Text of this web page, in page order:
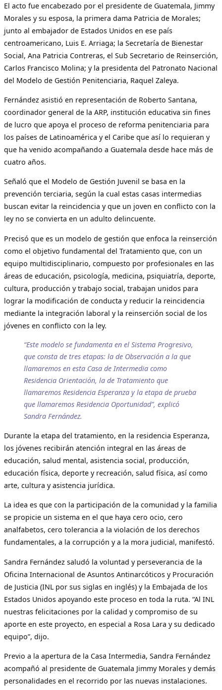
El acto fue encabezado por el presidente de Guatemala, Jimmy
Morales y su esposa, la primera dama Patricia de Morales;
junto al embajador de Estados Unidos en ese país
centroamericano, Luis E. Arriaga; la Secretaría de Bienestar
Social, Ana Patricia Contreras, el Sub Secretario de Reinserción,
Carlos Francisco Molina; y la presidenta del Patronato Nacional
del Modelo de Gestión Penitenciaria, Raquel Zaleya.
Fernández asistió en representación de Roberto Santana,
coordinador general de la ARP, institución educativa sin fines
de lucro que apoya el proceso de reforma penitenciaria para
los países de Latinoamérica y el Caribe que así lo requieran y
que ha venido acompañando a Guatemala desde hace más de
cuatro años.
Señaló que el Modelo de Gestión Juvenil se basa en la
prevención terciaria, según la cual estas casas intermedias
buscan evitar la reincidencia y que un joven en conflicto con la
ley no se convierta en un adulto delincuente.
Precisó que es un modelo de gestión que enfoca la reinserción
como el objetivo fundamental del Tratamiento que, con un
equipo multidisciplinario, compuesto por profesionales en las
áreas de educación, psicología, medicina, psiquiatría, deporte,
cultura, producción y trabajo social, trabajan unidos para
lograr la modificación de conducta y reducir la reincidencia
mediante la integración laboral y la reinserción social de los
jóvenes en conflicto con la ley.
“Este modelo se fundamenta en el Sistema Progresivo,
que consta de tres etapas: la de Observación a la que
llamaremos en esta Casa de Intermedia como
Residencia Orientación, la de Tratamiento que
llamaremos Residencia Esperanza y la etapa de prueba
que llamaremos Residencia Oportunidad”, explicó
Sandra Fernández.
Durante la etapa del tratamiento, en la residencia Esperanza,
los jóvenes recibirán atención integral en las áreas de
educación, salud mental, asistencia social, producción,
educación física, deporte y recreación, salud física, así como
arte, cultura y asistencia jurídica.
La idea es que con la participación de la comunidad y la familia
se propicie un sistema en el que haya cero ocio, cero
analfabetos, cero tolerancia a la violación de los derechos
fundamentales, a la corrupción y a la mora judicial, manifestó.
Sandra Fernández saludó la voluntad y perseverancia de la
Oficina Internacional de Asuntos Antinarcóticos y Procuración
de Justicia (INL por sus siglas en inglés) y la Embajada de los
Estados Unidos apoyando este proceso en toda la ruta. “Al INL
nuestras felicitaciones por la calidad y compromiso de su
aporte en este proyecto, en especial a Rosa Lara y su dedicado
equipo”, dijo.
Previo a la apertura de la Casa Intermedia, Sandra Fernández
acompañó al presidente de Guatemala Jimmy Morales y demás
personalidades en el recorrido por las nuevas instalaciones.